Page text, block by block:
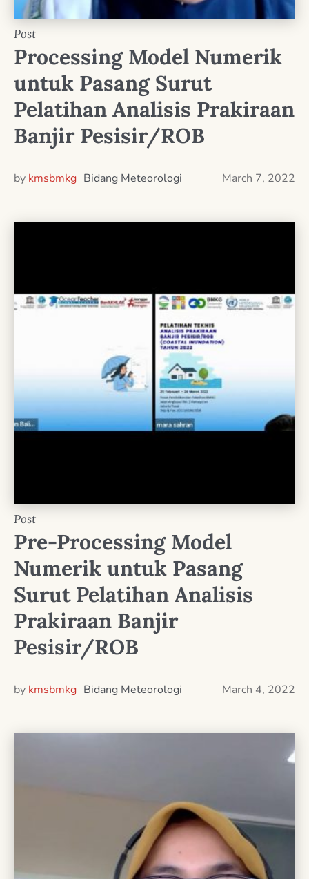
Post
Processing Model Numerik
untuk Pasang Surut
Pelatihan Analisis Prakiraan
Banjir Pesisir/ROB
March 7, 2022
by kmsbmkg Bidang Meteorologi
Post
Pre-Processing Model
Numerik untuk Pasang
Surut Pelatihan Analisis
Prakiraan Banjir
Pesisir/ROB
March 4, 2022
by kmsbmkg Bidang Meteorologi